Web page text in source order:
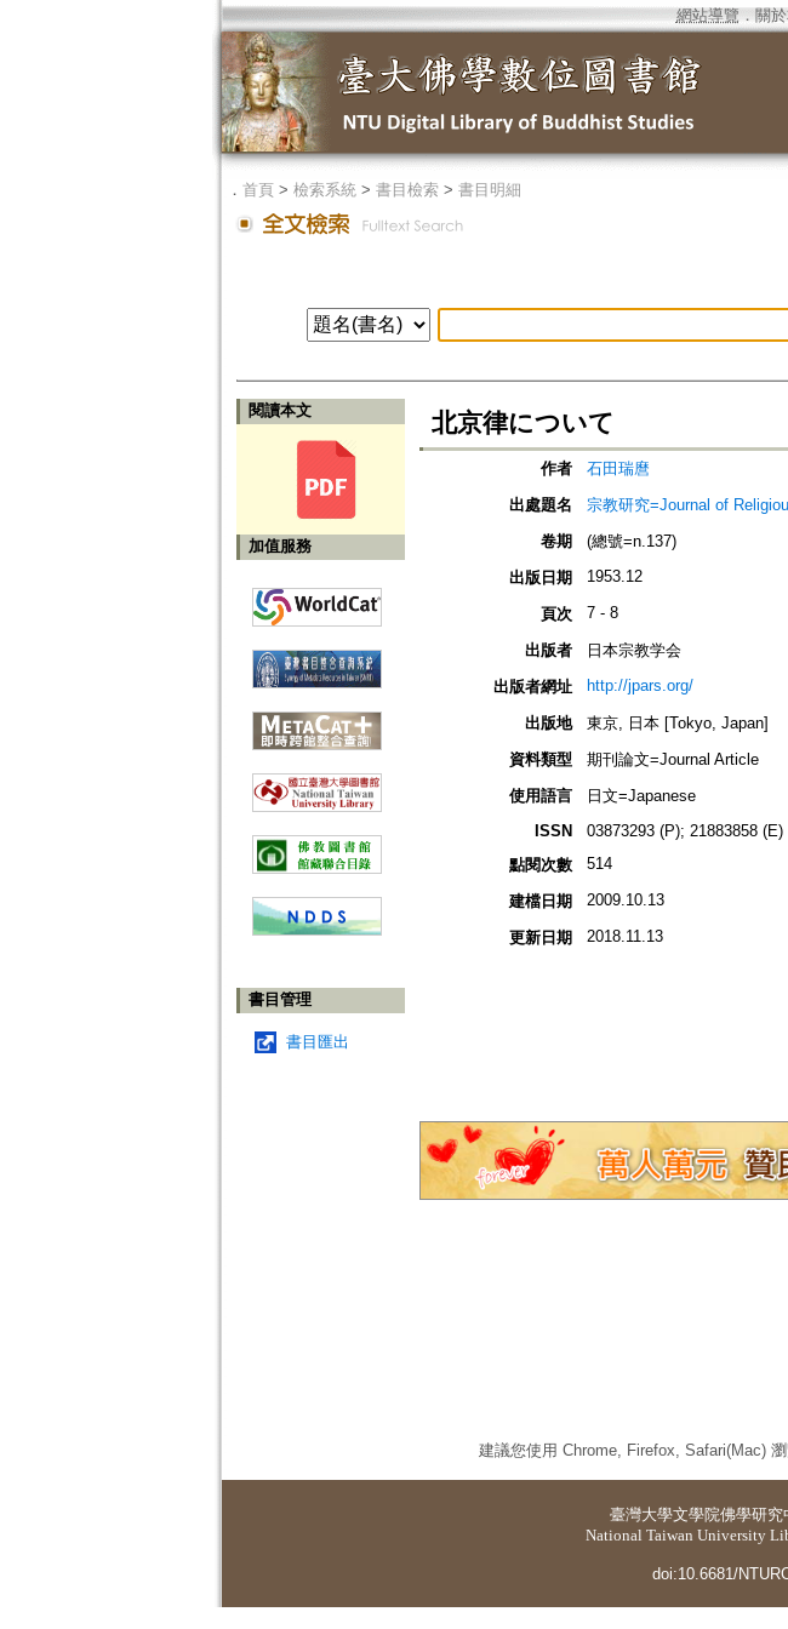
網站導覽 ． 關
． 首頁> 檢索系統> 書目檢索> 書目明細
閱讀本文
加值服務
書目管理
書目匯出
北京律について
作者
石田瑞麿
出處題名
宗教研究=Journal of
卷期
(總號=n.137)
出版日期
1953.12
頁次 7 - 8
出版者
日本宗教学会
出版者網址
http://jpars.org/
出版地
東京, 日本 [Tokyo, Japan]
資料類型
期刊論文=Journal Article
使用語言
日文=Japanese
ISSN
03873293 (P); 21883858 (E)
點閱次數
514
建檔日期 2009.10.13
更新日期 2018.11.13
建議您使用 Chrome, Firefox, Safari(Mac)
臺灣大學文學院佛學研究
National Taiwan University
doi:10.6681/